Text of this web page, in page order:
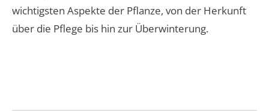
wichtigsten Aspekte der Pflanze, von der Herkunft
über die Pflege bis hin zur Überwinterung.